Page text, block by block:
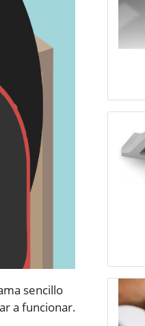
sencillo
a funcionar.